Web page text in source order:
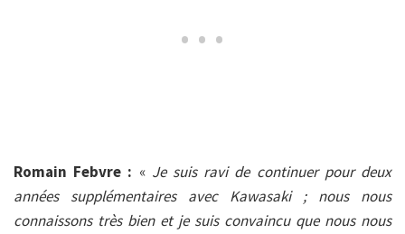
Romain Febvre : « Je suis ravi de continuer pour deux
années supplémentaires avec Kawasaki ; nous nous
connaissons très bien et je suis convaincu que nous nous